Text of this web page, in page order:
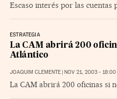
Escaso interés por las cuentas
ESTRATEGIA
La CAM abrirá 200
Atlántico
JOAQUIM CLEMENTE | NOV 21, 2003 - 18:00
La CAM abrirá 200 oficinas si